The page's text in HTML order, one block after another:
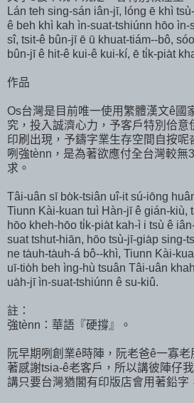
Lán teh sing-sán iân-jī, lóng ē khì
ê beh khì kah ìn-suat-tshiúnn hōo
sî, tsit-ê bûn-jī ē ū khuat-tiám--bô,
bûn-jī ê hit-ê kui-ê kui-kí, ē ti̍k-pia̍t
作品
Os台灣是目前唯一使用繁體漢文ê國
究，投入誠濟心力，予客戶特別佮意
印刷出現，予鑄字業生存空間自按呢
咧強tènn，是為著欲應付全台灣較無
求。
Tâi-uân sī bo̍k-tsiân uî-it sú-iōng
Tiunn Kài-kuan tuì Hàn-jī ê gián-kiù,
hōo kheh-hōo ti̍k-pia̍t kah-ì i tsù ê
suat tshut-hiān, hōo tsù-jī-gia̍p sing-
ne ta̍uh-ta̍uh-á bô--khì, Tiunn Kài-
uī-tio̍h beh ìng-hù tsuân Tâi-uân
ua̍h-jī ìn-suat-tshiúnn ê su-kiû.
註：
強tènn：華語『硬撐』。
阮早期咧創業ê時陣，阮老爸ê一寡
著感謝tsia-ê老客戶，所以講彼陣仔
講只要台灣猶閣有印版店會用著鉛字